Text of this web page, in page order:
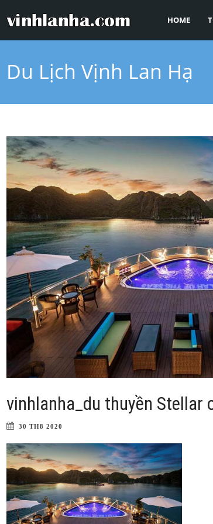
HOME
Du Lịch Vịnh Lan Hạ
vinhlanha_du thuyền Stellar
30 TH8 2020